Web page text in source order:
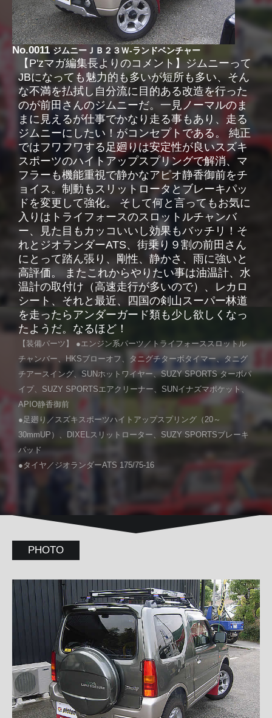
No.0011 ジムニーＪＢ２３Ｗ-ランドベンチャー
【P'zマガ編集長よりのコメント】ジムニーって
JBになっても魅力的も多いが短所も多い、そん
な不満を払拭し自分流に目的ある改造を行った
のが前田さんのジムニーだ。一見ノーマルのま
まに見えるが仕事でかなり走る事もあり、走る
ジムニーにしたい！がコンセプトである。 純正
ではフワフワする足廻りは安定性が良いスズキ
スポーツのハイトアップスプリングで解消、マ
フラーも機能重視で静かなアピオ静香御前をチ
ョイス。制動もスリットロータとブレーキパッ
ドを変更して強化。 そして何と言ってもお気に
入りはトライフォースのスロットルチャンバ
ー、見た目もカッコいいし効果もバッチリ！そ
れとジオランダーATS、街乗り９割の前田さん
にとって踏ん張り、剛性、静かさ、雨に強いと
高評価。 またこれからやりたい事は油温計、水
温計の取付け（高速走行が多いので）、レカロ
シート、それと最近、四国の剣山スーパー林道
を走ったらアンダーガード類も少し欲しくなっ
たようだ。なるほど！
【装備パーツ】 ●エンジン系パーツ／トライフォーススロットル
チャンバー、HKSブローオフ、タニグチターボタイマー、タニグ
チアースイング、SUNホットワイヤー、SUZY SPORTS ターボパ
イプ、SUZY SPORTSエアクリーナー、SUNイナズマポケット、
APIO静香御前
●足廻り／スズキスポーツハイトアップスプリング（20～
30mmUP）、DIXELスリットローター、SUZY SPORTSブレーキ
パッド
●タイヤ／ジオランダーATS 175/75-16
PHOTO